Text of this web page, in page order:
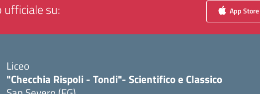
ufficiale su: App Store
Liceo
"Checchia Rispoli - Tondi"- Scientifico e Classico